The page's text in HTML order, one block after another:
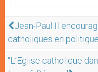
Jean-Paul II
catholiques en politique
"L’Eglise catholique